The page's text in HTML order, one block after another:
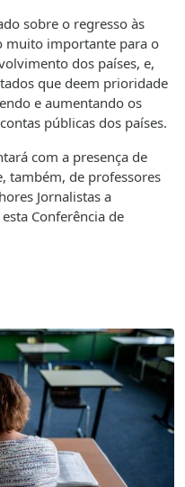
sobre o regresso às
muito importante para o
dos países, e,
que deem prioridade
e aumentando os
públicas dos países.
com a presença de
também, de professores
Jornalistas a
Conferência de